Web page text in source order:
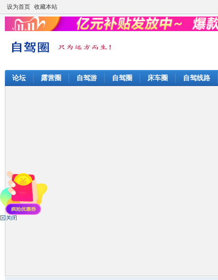
设为首页 收藏本站
论坛 露营圈 自驾游 自驾圈 床车圈 自驾线路